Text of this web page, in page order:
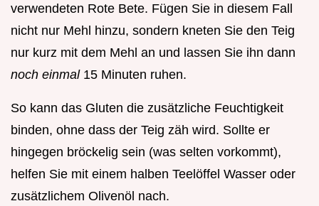
verwendeten Rote Bete. Fügen Sie in diesem Fall
nicht nur Mehl hinzu, sondern kneten Sie den Teig
nur kurz mit dem Mehl an und lassen Sie ihn dann
noch einmal 15 Minuten ruhen.
So kann das Gluten die zusätzliche Feuchtigkeit
binden, ohne dass der Teig zäh wird. Sollte er
hingegen bröckelig sein (was selten vorkommt),
helfen Sie mit einem halben Teelöffel Wasser oder
zusätzlichem Olivenöl nach.